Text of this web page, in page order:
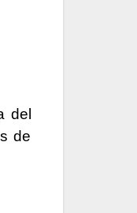
del
de